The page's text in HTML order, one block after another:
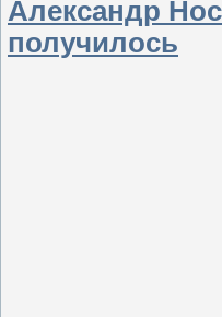
Александр
получилось